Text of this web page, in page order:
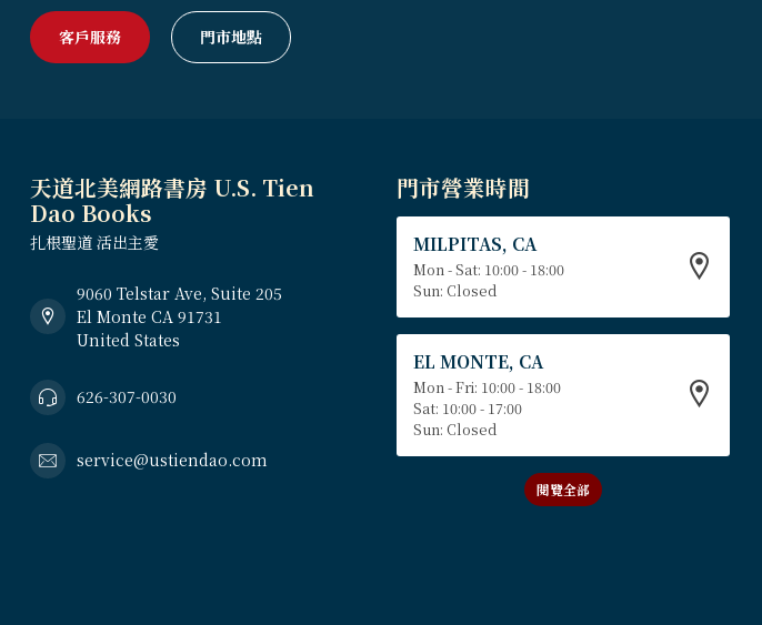
客戶服務 門市地點
天道北美網路書房 U.S. Tien
Dao Books
扎根聖道 活出主愛
9060 Telstar Ave, Suite 205
El Monte CA 91731
United States
626-307-0030
service@ustiendao.com
門市營業時間
MILPITAS, CA
Mon - Sat: 10:00 - 18:00
Sun: Closed
EL MONTE, CA
Mon - Fri: 10:00 - 18:00
Sat: 10:00 - 17:00
Sun: Closed
閱覽全部